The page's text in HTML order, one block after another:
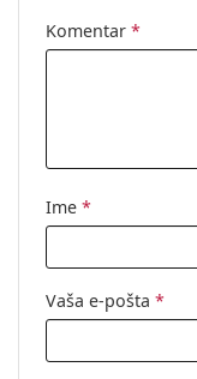
Komentar *
Ime *
Vaša e-pošta *